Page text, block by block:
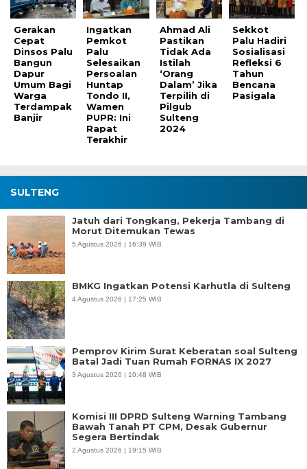
Gerakan
Cepat
Dinsos Palu
Bangun
Dapur
Umum Bagi
Warga
Terdampak
Banjir
Ingatkan
Pemkot
Palu
Selesaikan
Persoalan
Huntap
Tondo II,
Wamen
PUPR: Ini
Rapat
Terakhir
Ahmad Ali
Pastikan
Tidak Ada
Istilah
‘Orang
Dalam’ Jika
Terpilih di
Pilgub
Sulteng
2024
Sekkot
Palu Hadiri
Sosialisasi
Refleksi 6
Tahun
Bencana
Pasigala
SULTENG
Jatuh dari Tongkang, Pekerja Tambang di
Morut Ditemukan Tewas
5 Agustus 2026 | 16:39 WIB
BMKG Ingatkan Potensi Karhutla di Sulteng
4 Agustus 2026 | 17:25 WIB
Pemprov Kirim Surat Keberatan soal Sulteng
Batal Jadi Tuan Rumah FORNAS IX 2027
3 Agustus 2026 | 10:48 WIB
Komisi III DPRD Sulteng Warning Tambang
Bawah Tanah PT CPM, Desak Gubernur
Segera Bertindak
2 Agustus 2026 | 19:15 WIB